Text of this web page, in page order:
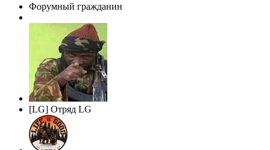
Форумный гражданин
[LG] Отряд LG